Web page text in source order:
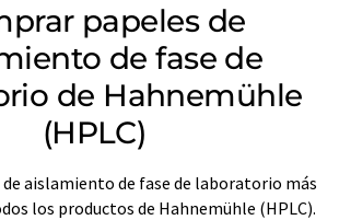
papeles de
de fase de
de Hahnemühle
(HPLC)
aislamiento de fase de laboratorio más
los productos de Hahnemühle (HPLC).